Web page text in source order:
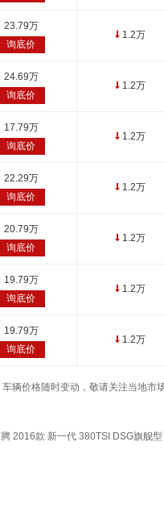
23.79万
询底价
1.2万
24.69万
询底价
1.2万
17.79万
询底价
1.2万
22.29万
询底价
1.2万
20.79万
询底价
1.2万
19.79万
询底价
1.2万
19.79万
询底价
1.2万
辆价格随时变动，敬请关注当地市场
2016款 新一代 380TSI DSG旗舰型